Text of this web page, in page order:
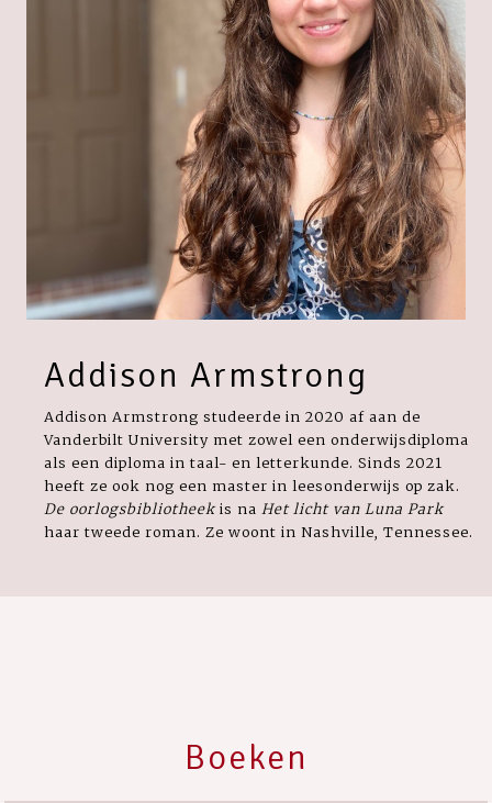
Addison Armstrong
Addison Armstrong studeerde in 2020 af aan de
Vanderbilt University met zowel een onderwijsdiploma
als een diploma in taal- en letterkunde. Sinds 2021
heeft ze ook nog een master in leesonderwijs op zak.
De oorlogsbibliotheek is na Het licht van Luna Park
haar tweede roman. Ze woont in Nashville, Tennessee.
Boeken